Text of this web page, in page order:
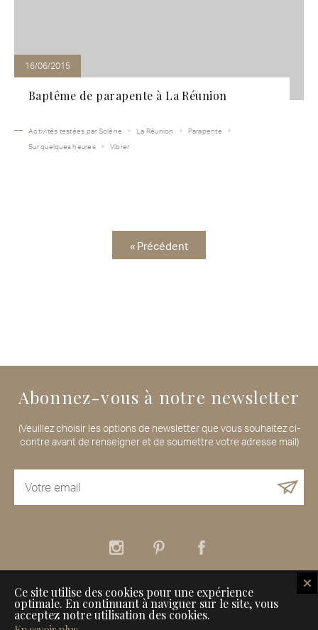
16/06/2015
Baptême de parapente à La Réunion
Activités testées par Solène La Réunion
Parapente
Sur quelques heures
Vibrer
« Précédent
Abonnez-vous à notre newsletter
(Veuillez choisir les options de newsletter que vous souhaitez ci-
contre avant de renseigner et de soumettre votre adresse mail)
À propos Nos services
Nos Maisons de Voyageurs
Comment référencer son établissement sur Inspiration for Travellers
Ce site utilise des cookies pour une expérience
optimale. En continuant à naviguer sur le site, vous
acceptez notre utilisation des cookies.